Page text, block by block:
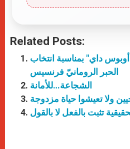
Related Posts:
داي" بمناسبة انتخاب
الحبر الرومانيّ فرنسيس
الشجاعة…للأمانة
تثبت بالفعل لا بالقول